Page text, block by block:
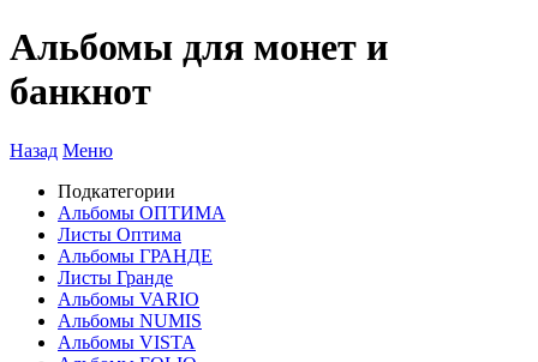
Альбомы для монет и
банкнот
Назад Меню
Подкатегории
Альбомы ОПТИМА
Листы Оптима
Альбомы ГРАНДЕ
Листы Гранде
Альбомы VARIO
Альбомы NUMIS
Альбомы VISTA